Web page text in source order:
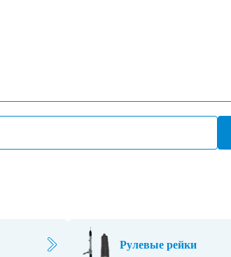
Рулевые рейки